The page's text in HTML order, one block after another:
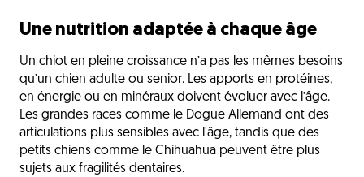
Une nutrition adaptée à chaque âge
Un chiot en pleine croissance n’a pas les mêmes besoins
qu’un chien adulte ou senior. Les apports en protéines,
en énergie ou en minéraux doivent évoluer avec l’âge.
Les grandes races comme le Dogue Allemand ont des
articulations plus sensibles avec l'âge, tandis que des
petits chiens comme le Chihuahua peuvent être plus
sujets aux fragilités dentaires.